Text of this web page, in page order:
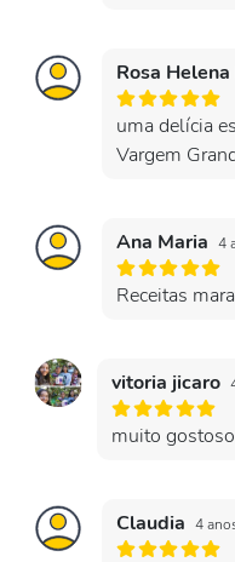
Rosa
uma delícia
Vargem
Ana Maria 4
Receitas
vitoria jicaro
muito gostoso
Claudia 4